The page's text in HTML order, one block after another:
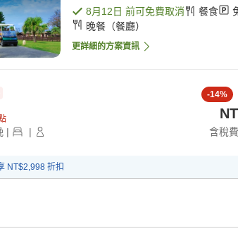
8月12日 前可免費取消 餐食
晚餐（餐廳）
更詳細的方案資訊
| |
-14%
含稅
NT$2,998 折扣